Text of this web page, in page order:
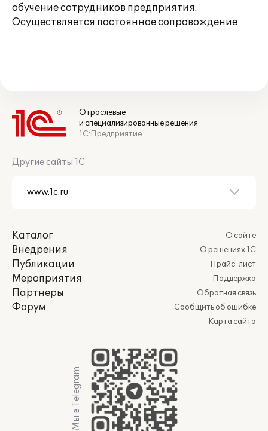
обучение сотрудников предприятия.
Осуществляется постоянное сопровождение
Отраслевые
и специализированные решения
1С:Предприятие
Другие сайты 1С
Каталог
Внедрения
Публикации
Мероприятия
Партнеры
Форум
О сайте
О решениях 1С
Прайс-лист
Поддержка
Обратная связь
Сообщить об ошибке
Карта сайта
Мы в Telegram